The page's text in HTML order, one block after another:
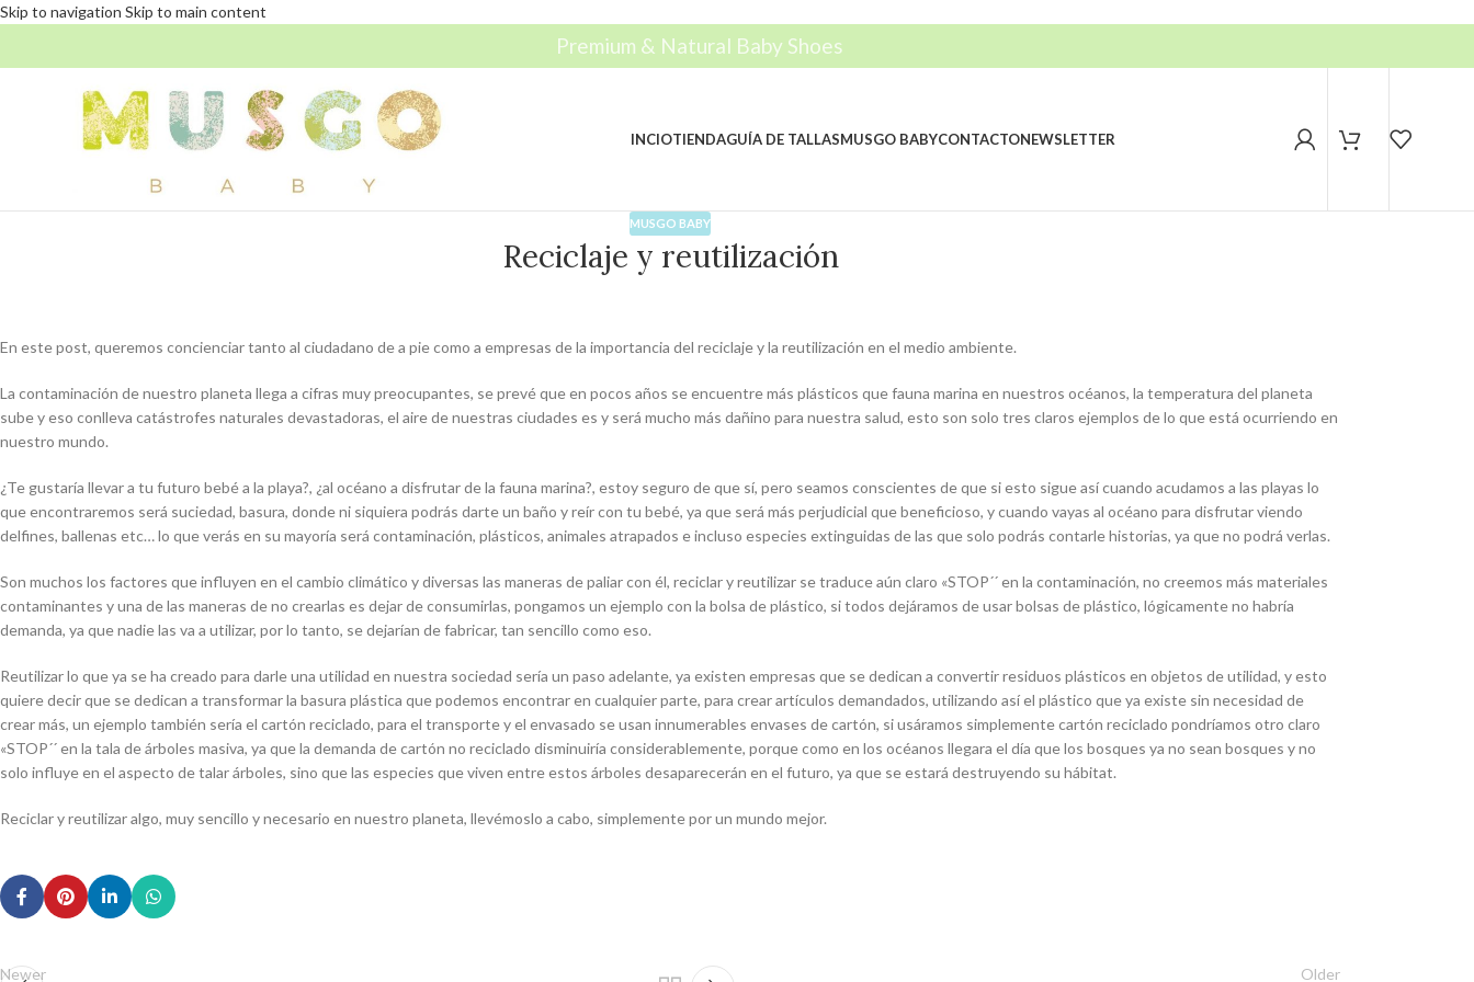
Skip to navigation Skip to main content
Premium & Natural Baby Shoes
INCIOTIENDAGUÍA DE TALLASMUSGO BABYCONTACTONEWSLETTER
MUSGO BABY
Reciclaje y reutilización
En este post, queremos concienciar tanto al ciudadano de a pie como a empresas de la importancia del reciclaje y la reutilización en el medio ambiente.
La contaminación de nuestro planeta llega a cifras muy preocupantes, se prevé que en pocos años se encuentre más plásticos que fauna marina en nuestros océanos, la temperatura del planeta
sube y eso conlleva catástrofes naturales devastadoras, el aire de nuestras ciudades es y será mucho más dañino para nuestra salud, esto son solo tres claros ejemplos de lo que está ocurriendo en
nuestro mundo.
¿Te gustaría llevar a tu futuro bebé a la playa?, ¿al océano a disfrutar de la fauna marina?, estoy seguro de que sí, pero seamos conscientes de que si esto sigue así cuando acudamos a las playas lo
que encontraremos será suciedad, basura, donde ni siquiera podrás darte un baño y reír con tu bebé, ya que será más perjudicial que beneficioso, y cuando vayas al océano para disfrutar viendo
delfines, ballenas etc… lo que verás en su mayoría será contaminación, plásticos, animales atrapados e incluso especies extinguidas de las que solo podrás contarle historias, ya que no podrá verlas.
Son muchos los factores que influyen en el cambio climático y diversas las maneras de paliar con él, reciclar y reutilizar se traduce aún claro «STOP´´ en la contaminación, no creemos más materiales
contaminantes y una de las maneras de no crearlas es dejar de consumirlas, pongamos un ejemplo con la bolsa de plástico, si todos dejáramos de usar bolsas de plástico, lógicamente no habría
demanda, ya que nadie las va a utilizar, por lo tanto, se dejarían de fabricar, tan sencillo como eso.
Reutilizar lo que ya se ha creado para darle una utilidad en nuestra sociedad sería un paso adelante, ya existen empresas que se dedican a convertir residuos plásticos en objetos de utilidad, y esto
quiere decir que se dedican a transformar la basura plástica que podemos encontrar en cualquier parte, para crear artículos demandados, utilizando así el plástico que ya existe sin necesidad de
crear más, un ejemplo también sería el cartón reciclado, para el transporte y el envasado se usan innumerables envases de cartón, si usáramos simplemente cartón reciclado pondríamos otro claro
«STOP´´ en la tala de árboles masiva, ya que la demanda de cartón no reciclado disminuiría considerablemente, porque como en los océanos llegara el día que los bosques ya no sean bosques y no
solo influye en el aspecto de talar árboles, sino que las especies que viven entre estos árboles desaparecerán en el futuro, ya que se estará destruyendo su hábitat.
Reciclar y reutilizar algo, muy sencillo y necesario en nuestro planeta, llevémoslo a cabo, simplemente por un mundo mejor.
Newer Older